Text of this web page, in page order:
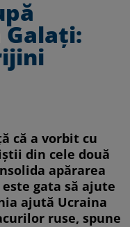
că a vorbit cu
din cele două
apărarea
gata să ajute
ajută Ucraina
ruse, spune